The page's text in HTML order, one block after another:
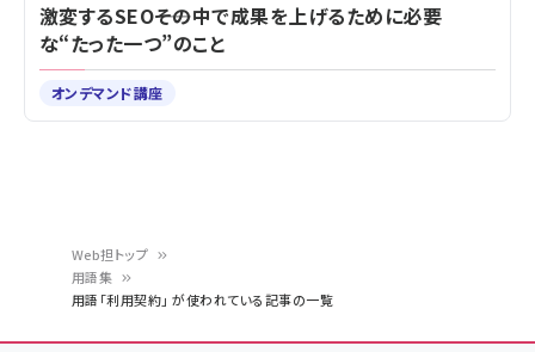
ン
Web担トップ
用語集
用語「利用契約」 が使われている記事の一覧
激変するSEO――その中で成果を上げるために必要
な“たった一つ”のこと
オンデマンド講座